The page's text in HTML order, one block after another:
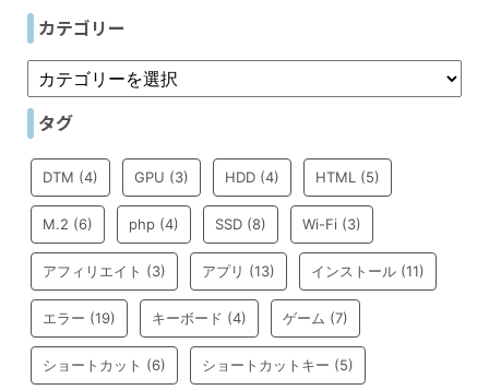
カテゴリー
タグ
DTM (4) GPU (3) HDD (4) HTML (5)
M.2 (6) php (4) SSD (8) Wi-Fi (3)
アフィリエイト (3) アプリ (13) インストール (11)
エラー (19) キーボード (4) ゲーム (7)
ショートカット (6) ショートカットキー (5)